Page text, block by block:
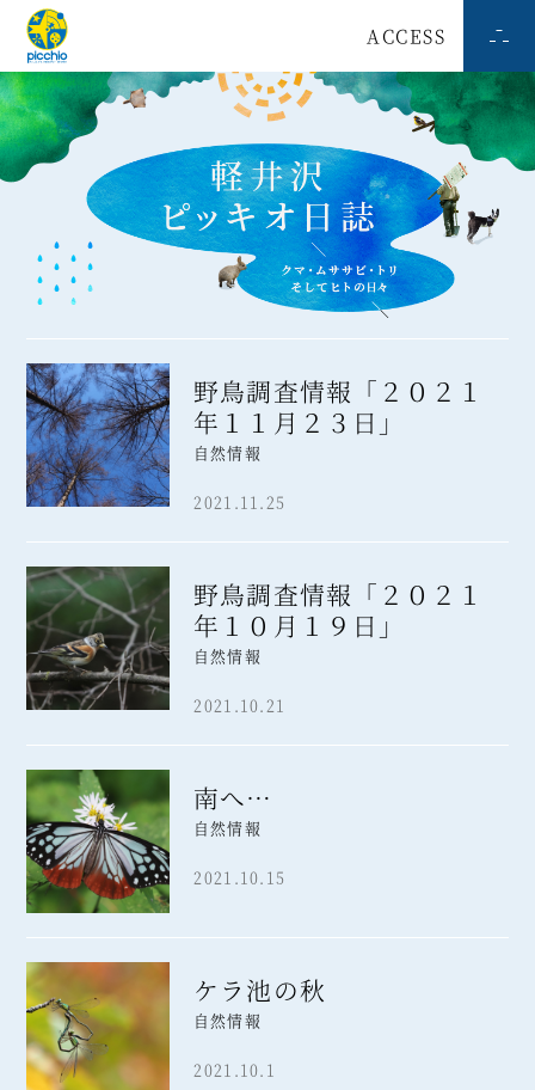
ACCESS
野鳥調査情報「２０２１
年１１月２３日」
自然情報
2021.11.25
野鳥調査情報「２０２１
年１０月１９日」
自然情報
2021.10.21
南へ…
自然情報
2021.10.15
ケラ池の秋
自然情報
2021.10.1